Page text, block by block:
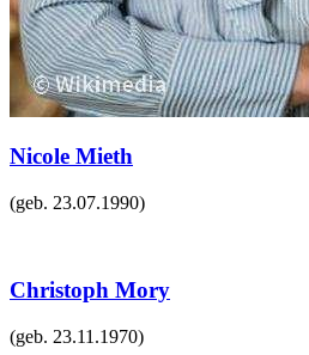
Nicole Mieth
(geb. 23.07.1990)
Christoph Mory
(geb. 23.11.1970)